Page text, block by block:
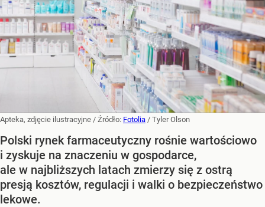
Apteka, zdjęcie ilustracyjne / Źródło: Fotolia / Tyler Olson
Polski rynek farmaceutyczny rośnie wartościowo
i zyskuje na znaczeniu w gospodarce,
ale w najbliższych latach zmierzy się z ostrą
presją kosztów, regulacji i walki o bezpieczeństwo
lekowe.